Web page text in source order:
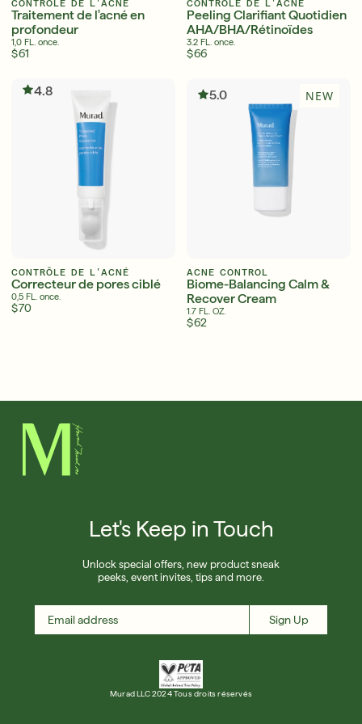
Super hydratants avec SPF qui vous
accompagnent tout au long de l'été
APPRENDRE ENCORE PLUS
30 ans de résultats inégalés et cliniquement
Achetez maintenant
CONTRÔLE DE L'ACNÉ
Traitement de l'acné en
profondeur
1,0 FL. once.
$61
CONTRÔLE DE L'ACNÉ
Peeling Clarifiant Quotidien
AHA/BHA/Rétinoïdes
3.2 FL. once.
$66
4.8
CONTRÔLE DE L'ACNÉ
Correcteur de pores ciblé
0,5 FL. once.
$70
5.0 NEW
ACNE CONTROL
Biome-Balancing Calm &
Recover Cream
1.7 FL. OZ.
$62
Let's Keep in Touch
Unlock special offers, new product sneak
peeks, event invites, tips and more.
Sign Up
Murad LLC 2024 Tous droits réservés